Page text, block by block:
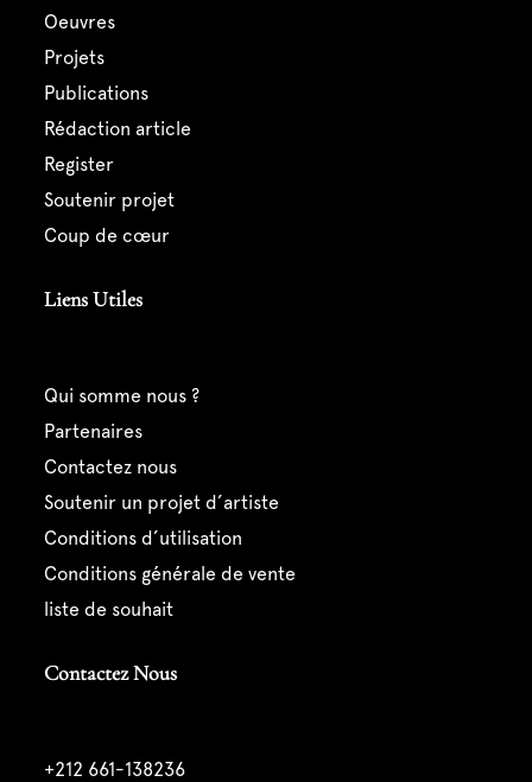
oeuvres
projets
publications
rédaction article
register
soutenir projet
coup de cœur
Liens Utiles
qui somme nous ?
partenaires
contactez nous
soutenir un projet d’artiste
conditions d’utilisation
conditions générale de vente
liste de souhait
Contactez Nous
+212 661-138236